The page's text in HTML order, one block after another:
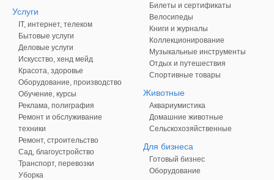
Услуги
IT, интернет, телеком
Бытовые услуги
Деловые услуги
Искусство, хенд мейд
Красота, здоровье
Оборудование, производство
Обучение, курсы
Реклама, полиграфия
Ремонт и обслуживание
техники
Ремонт, строительство
Сад, благоустройство
Транспорт, перевозки
Уборка
Билеты и сертификаты
Велосипеды
Книги и журналы
Коллекционирование
Музыкальные инструменты
Отдых и путешествия
Спортивные товары
Животные
Аквариумистика
Домашние животные
Сельскохозяйственные
Для бизнеса
Готовый бизнес
Оборудование